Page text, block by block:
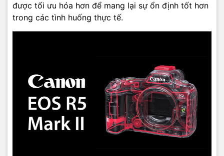
được tối ưu hóa hơn để mang lại sự ổn định tốt hơn
trong các tình huống thực tế.